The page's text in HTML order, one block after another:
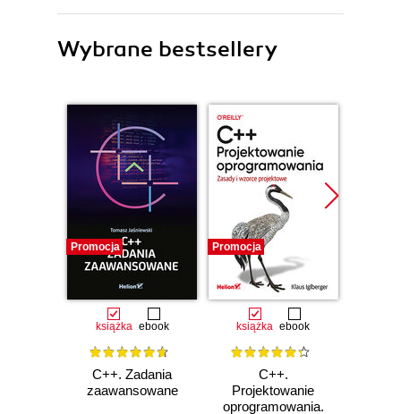
Wybrane bestsellery
Promocja
książka ebook
C++. Zadania
zaawansowane
Promocja
książka ebook
C++.
Projektowanie
oprogramowania.